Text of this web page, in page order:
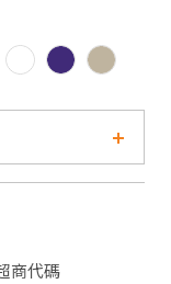
商代碼